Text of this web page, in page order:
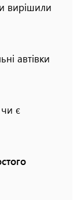
вирішили
автівки
є